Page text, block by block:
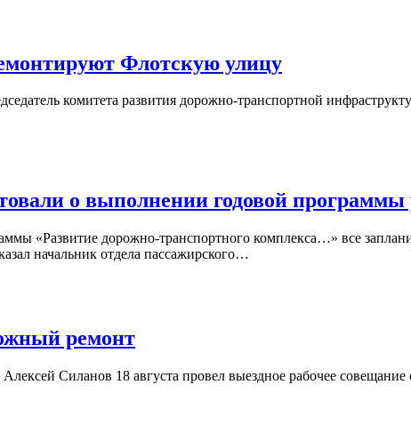
Флотскую улицу
комитета развития дорожно-транспортной
о выполнении годовой
«Развитие дорожно-транспортного комплекса…» все
начальник отдела пассажирского…
ремонт
Силанов 18 августа провел выездное рабочее